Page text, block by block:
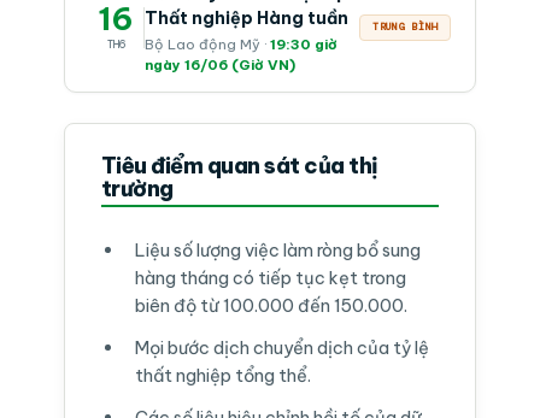
16
TH6
Thất nghiệp Hàng tuần
Bộ Lao động Mỹ · 19:30 giờ
ngày 16/06 (Giờ VN)
TRUNG BÌNH
Tiêu điểm quan sát của thị
trường
Liệu số lượng việc làm ròng bổ sung
hàng tháng có tiếp tục kẹt trong
biên độ từ 100.000 đến 150.000.
Mọi bước dịch chuyển dịch của tỷ lệ
thất nghiệp tổng thể.